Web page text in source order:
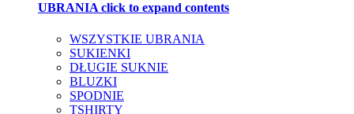
UBRANIAclick to expand contents
WSZYSTKIE UBRANIA
SUKIENKI
DŁUGIE SUKNIE
BLUZKI
SPODNIE
TSHIRTY